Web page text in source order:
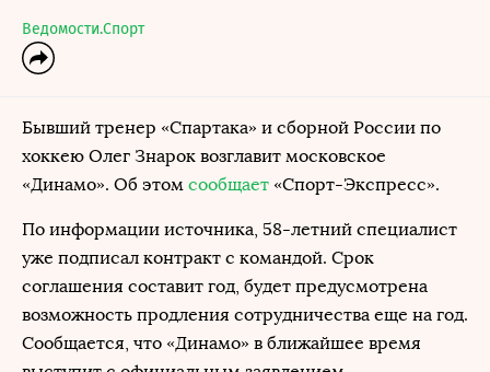
Ведомости.Спорт
Бывший тренер «Спартака» и сборной России по
хоккею Олег Знарок возглавит московское
«Динамо». Об этом сообщает «Спорт-Экспресс».
По информации источника, 58-летний специалист
уже подписал контракт с командой. Срок
соглашения составит год, будет предусмотрена
возможность продления сотрудничества еще на год.
Сообщается, что «Динамо» в ближайшее время